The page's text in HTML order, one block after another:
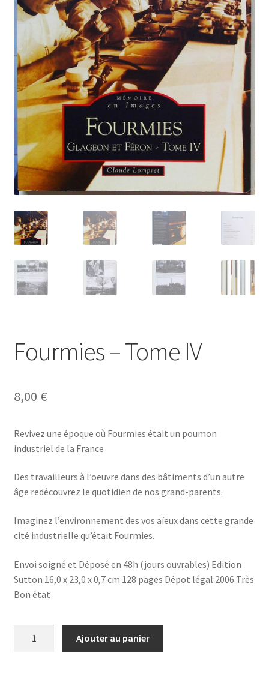
Fourmies – Tome IV
8,00 €
Revivez une époque où Fourmies était un poumon
industriel de la France
Des travailleurs à l’oeuvre dans des bâtiments d’un autre
âge redécouvrez le quotidien de nos grand-parents.
Imaginez l’environnement des vos aïeux dans cette grande
cité industrielle qu’était Fourmies.
Envoi soigné et Déposé en 48h (jours ouvrables) Edition
Sutton 16,0 x 23,0 x 0,7 cm 128 pages Dépot légal:2006 Très
Bon état
Ajouter au panier